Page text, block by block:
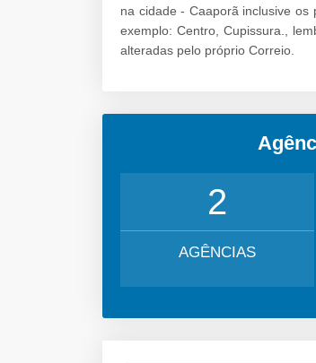
na cidade - Caaporã inclusive
exemplo: Centro, Cupissura.,
alteradas pelo próprio Correio.
2
AGÊNCIAS